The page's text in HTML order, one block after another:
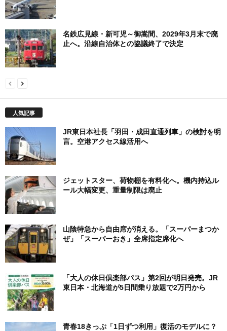
名鉄広見線・新可児～御嵩間、2029年3月末で廃
止へ。沿線自治体との協議終了で決定
人気記事
JR東日本社長「羽田・成田直通列車」の検討を明
言。空港アクセス線活用へ
ジェットスター、荷物棚を有料化へ。機内持込ル
ール大幅変更、重量制限は廃止
山陰特急から自由席が消える。「スーパーまつか
ぜ」「スーパーおき」全席指定席化へ
「大人の休日倶楽部パス」第2回が明日発売。JR
東日本・北海道が5日間乗り放題で2万円から
青春18きっぷ「1日ずつ利用」復活のモデルに？